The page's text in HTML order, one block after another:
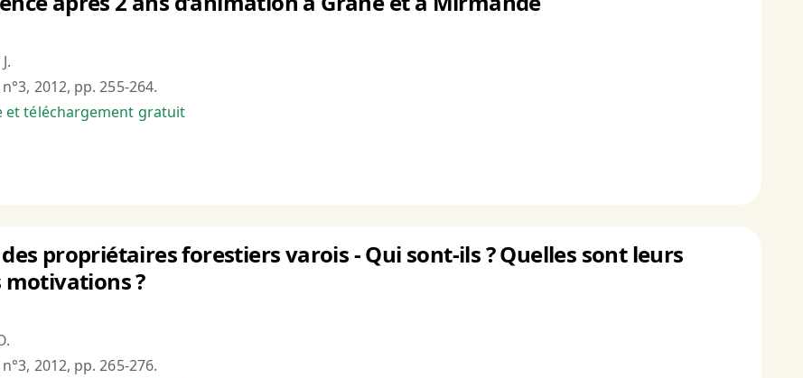
2012, pp. 255-264.
et téléchargement gratuit
propriétaires forestiers varois - Qui sont-ils ? Quelles sont leurs
?
2012, pp. 265-276.